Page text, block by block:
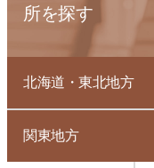
所を探す
北海道・東北地方
関東地方